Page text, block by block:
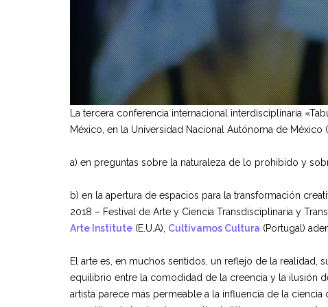
La tercera conferencia internacional interdisciplinaria
México, en la Universidad Nacional Autónoma de
a) en preguntas sobre la naturaleza de lo prohibido y
b) en la apertura de espacios para la transformación
2018 – Festival de Arte y Ciencia Transdisciplinaria y
Arte Institute (E.U.A), Cultivamos Cultura (Portugal)
El arte es, en muchos sentidos, un reflejo de la realidad,
equilibrio entre la comodidad de la creencia y la ilusión
artista parece más permeable a la influencia de la